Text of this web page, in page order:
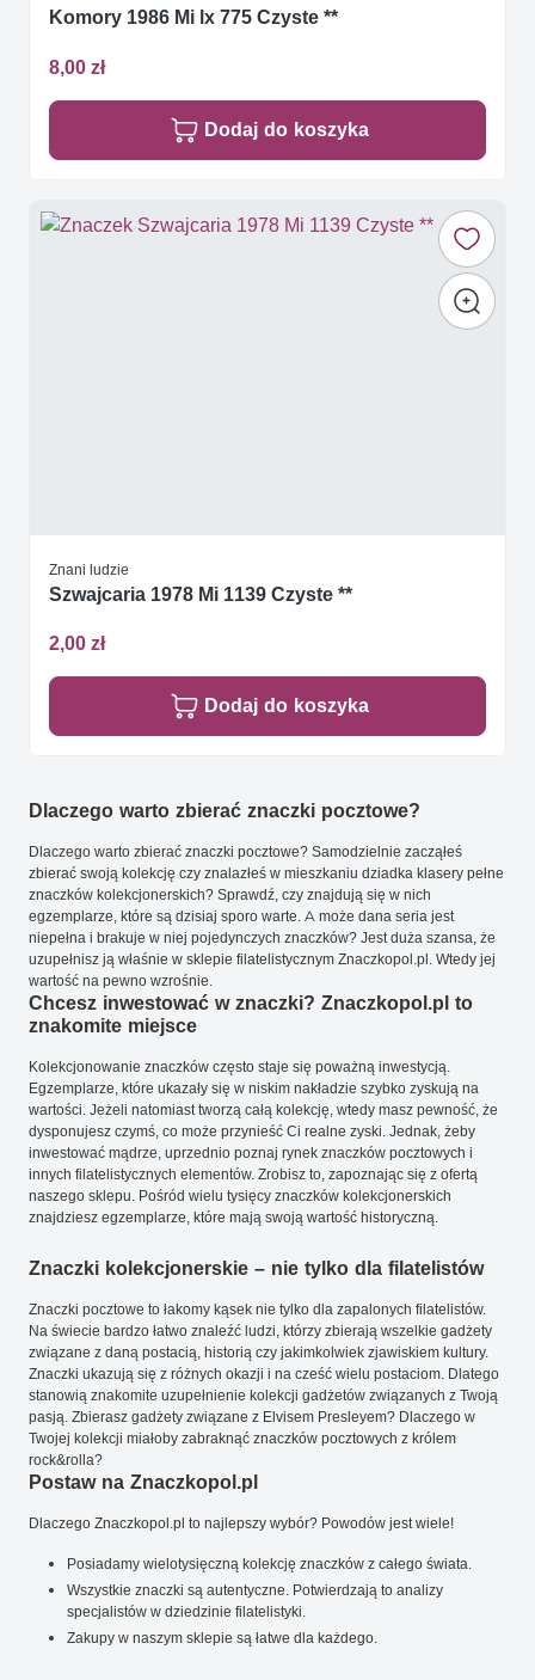
Komory 1986 Mi lx 775 Czyste **
8,00 zł
Dodaj do koszyka
Znani ludzie
Szwajcaria 1978 Mi 1139 Czyste **
2,00 zł
Dodaj do koszyka
Dlaczego warto zbierać znaczki pocztowe?
Dlaczego warto zbierać znaczki pocztowe? Samodzielnie zacząłeś
zbierać swoją kolekcję czy znalazłeś w mieszkaniu dziadka klasery pełne
znaczków kolekcjonerskich? Sprawdź, czy znajdują się w nich
egzemplarze, które są dzisiaj sporo warte. A może dana seria jest
niepełna i brakuje w niej pojedynczych znaczków? Jest duża szansa, że
uzupełnisz ją właśnie w sklepie filatelistycznym Znaczkopol.pl. Wtedy jej
wartość na pewno wzrośnie.
Chcesz inwestować w znaczki? Znaczkopol.pl to
znakomite miejsce
Kolekcjonowanie znaczków często staje się poważną inwestycją.
Egzemplarze, które ukazały się w niskim nakładzie szybko zyskują na
wartości. Jeżeli natomiast tworzą całą kolekcję, wtedy masz pewność, że
dysponujesz czymś, co może przynieść Ci realne zyski. Jednak, żeby
inwestować mądrze, uprzednio poznaj rynek znaczków pocztowych i
innych filatelistycznych elementów. Zrobisz to, zapoznając się z ofertą
naszego sklepu. Pośród wielu tysięcy znaczków kolekcjonerskich
znajdziesz egzemplarze, które mają swoją wartość historyczną.
Znaczki kolekcjonerskie – nie tylko dla filatelistów
Znaczki pocztowe to łakomy kąsek nie tylko dla zapalonych filatelistów.
Na świecie bardzo łatwo znaleźć ludzi, którzy zbierają wszelkie gadżety
związane z daną postacią, historią czy jakimkolwiek zjawiskiem kultury.
Znaczki ukazują się z różnych okazji i na cześć wielu postaciom. Dlatego
stanowią znakomite uzupełnienie kolekcji gadżetów związanych z Twoją
pasją. Zbierasz gadżety związane z Elvisem Presleyem? Dlaczego w
Twojej kolekcji miałoby zabraknąć znaczków pocztowych z królem
rock&rolla?
Postaw na Znaczkopol.pl
Dlaczego Znaczkopol.pl to najlepszy wybór? Powodów jest wiele!
Posiadamy wielotysięczną kolekcję znaczków z całego świata.
Wszystkie znaczki są autentyczne. Potwierdzają to analizy
specjalistów w dziedzinie filatelistyki.
Zakupy w naszym sklepie są łatwe dla każdego.